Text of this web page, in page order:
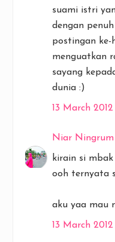
suami istri
dengan
postingan ke-
menguatkan
sayang
dunia :)
13 March 2012
Niar Ningrum
kirain si
ooh ternyata
aku yaa mau
13 March 2012